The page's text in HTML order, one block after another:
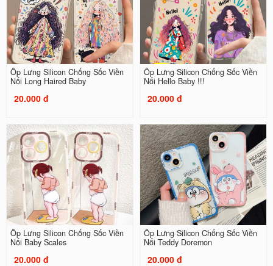
Ốp Lưng Silicon Chống Sốc Viền
Nổi Long Haired Baby
20.000 đ
Ốp Lưng Silicon Chống Sốc Viền
Nổi Hello Baby !!!
20.000 đ
Ốp Lưng Silicon Chống Sốc Viền
Nổi Baby Scales
20.000 đ
Ốp Lưng Silicon Chống Sốc Viền
Nổi Teddy Doremon
20.000 đ